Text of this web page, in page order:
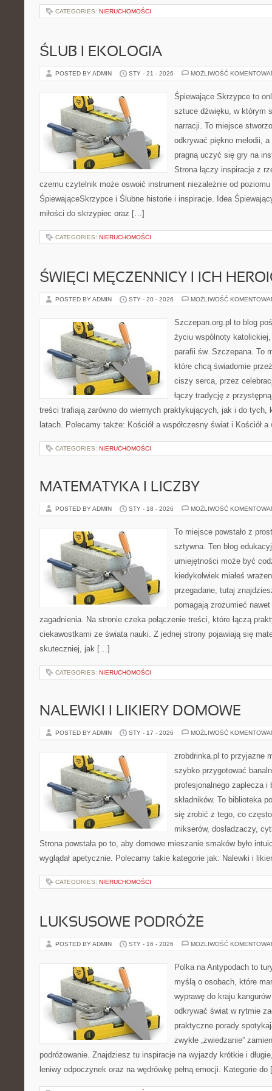
CATEGORIES: NIERUCHOMOŚCI
ŚLUB I EKOLOGIA
POSTED BY ADMIN STY - 21 - 2026 MOŻLIWOŚĆ
Śpiewające Skrzypce to
sztuce dźwięku, w którym
narracji. To miejsce
odkrywać piękno melodii,
pragną uczyć się gry na
Strona łączy inspiracje z
czemu czytelnik może oswoić instrument niezależnie od
ŚpiewająceSkrzypce i Ślubne historie i inspiracje. Idea
miłości do skrzypiec oraz […]
CATEGORIES: NIERUCHOMOŚCI
ŚWIĘCI MĘCZENNICY I ICH
POSTED BY ADMIN STY - 20 - 2026 MOŻLIWOŚĆ
Szczepan.org.pl to blog
życiu wspólnoty
parafii św. Szczepana. To
które chcą świadomie
ciszy serca, przez
łączy tradycję z
treści trafiają zarówno do wiernych praktykujących, jak i do tych,
latach. Polecamy także: Kościół a współczesny świat i Kościół
CATEGORIES: NIERUCHOMOŚCI
MATEMATYKA I LICZBY
POSTED BY ADMIN STY - 18 - 2026 MOŻLIWOŚĆ
To miejsce powstało z
sztywna. Ten blog
umiejętności może być
kiedykolwiek miałeś
przegadane, tutaj
pomagają zrozumieć nawet
zagadnienia. Na stronie czeka połączenie treści, które łączą
ciekawostkami ze świata nauki. Z jednej strony pojawiają się
skuteczniej, jak […]
CATEGORIES: NIERUCHOMOŚCI
NALEWKI I LIKIERY DOMOWE
POSTED BY ADMIN STY - 17 - 2026 MOŻLIWOŚĆ
zrobdrinka.pl to przyjazne
szybko przygotować
profesjonalnego zaplecza i
składników. To biblioteka
się zrobić z tego, co
mikserów, dosładzaczy,
Strona powstała po to, aby domowe mieszanie smaków było
wyglądał apetycznie. Polecamy takie kategorie jak: Nalewki i
CATEGORIES: NIERUCHOMOŚCI
LUKSUSOWE PODRÓŻE
POSTED BY ADMIN STY - 16 - 2026 MOŻLIWOŚĆ
Polka na Antypodach to
myślą o osobach, które
wyprawę do kraju
odkrywać świat w rytmie
praktyczne porady
zwykłe „zwiedzanie”
podróżowanie. Znajdziesz tu inspiracje na wyjazdy krótkie i
leniwy odpoczynek oraz na wędrówkę pełną emocji. Kategorie